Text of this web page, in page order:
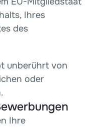
Ihres
des
unberührt von
oder
Ihre